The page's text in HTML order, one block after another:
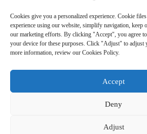
PRÊT À EN SAVOIR
Il n'y a rien de mieux que de voir le
Cliquez ici pour toute demande de
Cookies give you a personalized experience. Cookie
experience using our website, simplify navigation, keep
our marketing efforts. By clicking "Accept", you agree
your device for these purposes. Click "Adjust" to adjust
more information, review our Cookies Policy.
Accept
Deny
Adjust